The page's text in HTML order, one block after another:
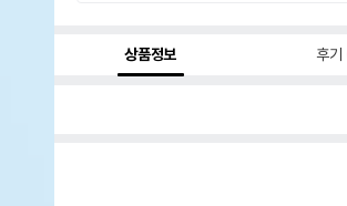
상품정보 후기